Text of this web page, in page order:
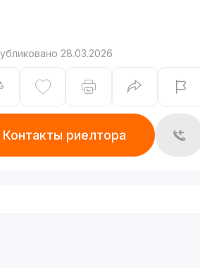
28.03.2026
Контакты риелтора